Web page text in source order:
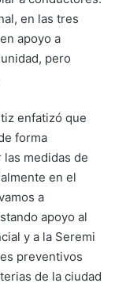
en las tres
apoyo a
pero
enfatizó que
forma
medidas de
en el
a
apoyo al
y a la Seremi
preventivos
de la ciudad